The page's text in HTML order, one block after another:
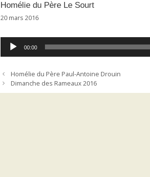
Homélie du Père Le Sourt
20 mars 2016
Lecteur
audio
00:00
Homélie du Père Paul-Antoine Drouin
Dimanche des Rameaux 2016